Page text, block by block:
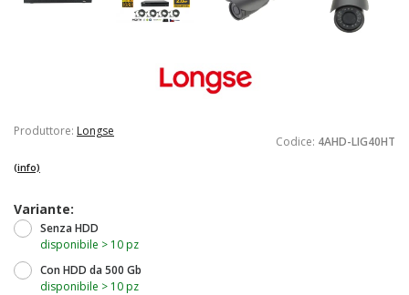
Produttore: Longse
Codice: 4AHD-LIG40HT
(info)
Variante:
Senza HDD
disponibile > 10 pz
Con HDD da 500 Gb
disponibile > 10 pz